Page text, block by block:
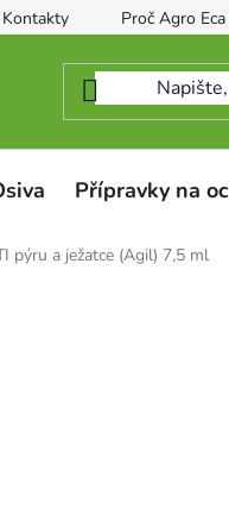
Kontakty Proč Agro Eca
Přípravky na
pýru a ježatce (Agil) 7,5 ml